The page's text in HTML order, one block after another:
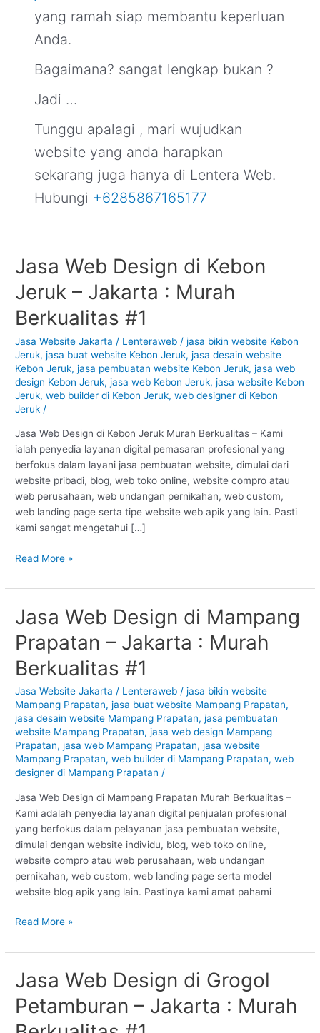
yang ramah siap membantu keperluan
Anda.
Bagaimana? sangat lengkap bukan ?
Jadi …
Tunggu apalagi , mari wujudkan
website yang anda harapkan
sekarang juga hanya di Lentera Web.
Hubungi +6285867165177
Jasa Web Design di Kebon
Jeruk – Jakarta : Murah
Berkualitas #1
Jasa Website Jakarta / Lenteraweb /jasa bikin website Kebon
Jeruk,jasa buat website Kebon Jeruk,jasa desain website
Kebon Jeruk,jasa pembuatan website Kebon Jeruk,jasa web
design Kebon Jeruk,jasa web Kebon Jeruk,jasa website Kebon
Jeruk,web builder di Kebon Jeruk,web designer di Kebon
Jeruk /
Jasa Web Design di Kebon Jeruk Murah Berkualitas – Kami
ialah penyedia layanan digital pemasaran profesional yang
berfokus dalam layani jasa pembuatan website, dimulai dari
website pribadi, blog, web toko online, website compro atau
web perusahaan, web undangan pernikahan, web custom,
web landing page serta tipe website web apik yang lain. Pasti
kami sangat mengetahui […]
Jasa
Web
Design
di
Kebon
Jeruk
–
Jakarta
:
Murah
Berkualitas
#1
Read More »
Jasa Web Design di Mampang
Prapatan – Jakarta : Murah
Berkualitas #1
Jasa Website Jakarta / Lenteraweb/jasa bikin website
Mampang Prapatan,jasa buat website Mampang Prapatan,
jasa desain website Mampang Prapatan,jasa pembuatan
website Mampang Prapatan,jasa web design Mampang
Prapatan,jasa web Mampang Prapatan,jasa website
Mampang Prapatan,web builder di Mampang Prapatan,web
designer di Mampang Prapatan /
Jasa Web Design di Mampang Prapatan Murah Berkualitas –
Kami adalah penyedia layanan digital penjualan profesional
yang berfokus dalam pelayanan jasa pembuatan website,
dimulai dengan website individu, blog, web toko online,
website compro atau web perusahaan, web undangan
pernikahan, web custom, web landing page serta model
website blog apik yang lain. Pastinya kami amat pahami
Jasa
Web
Design
di
Mampang
Prapatan
–
Jakarta
:
Murah
Berkualitas
Read More »
Jasa Web Design di Grogol
Petamburan – Jakarta : Murah
Jasa
Web
Design
di